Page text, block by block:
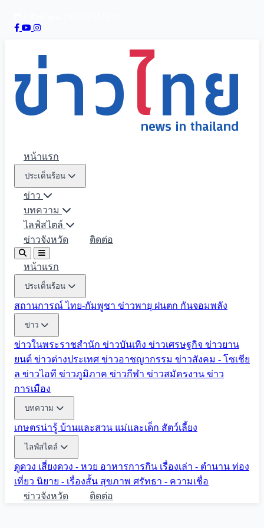
หน้าแรก
ประเด็นร้อน
ข่าว
บทความ
ไลฟ์สไตล์
ข่าวจังหวัด
ติดต่อ
หน้าแรก
ประเด็นร้อน
สถานการณ์ ไทย-กัมพูชา ข่าวพายุ ฝนตก กันจอมพลัง
ข่าว
ข่าวในพระราชสำนัก ข่าวบันเทิง ข่าวเศรษฐกิจ ข่าวยาน
ยนต์ ข่าวต่างประเทศ ข่าวอาชญากรรม ข่าวสังคม - โซเชีย
ล ข่าวไอที ข่าวภูมิภาค ข่าวกีฬา ข่าวสมัครงาน ข่าว
การเมือง
บทความ
เกษตรน่ารู้ บ้านและสวน แม่และเด็ก สัตว์เลี้ยง
ไลฟ์สไตล์
ดูดวง เสี่ยงดวง - หวย อาหารการกิน เรื่องเล่า - ตำนาน ท่อง
เที่ยว นิยาย - เรื่องสั้น สุขภาพ ศรัทธา - ความเชื่อ
ข่าวจังหวัด
ติดต่อ